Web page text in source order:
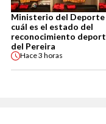
Ministerio del Deporte
cuál es el estado del
reconocimiento
del Pereira
Hace3 horas